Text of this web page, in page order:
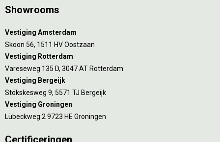
Showrooms
Vestiging Amsterdam
Skoon 56, 1511 HV Oostzaan
Vestiging Rotterdam
Vareseweg 135 D, 3047 AT Rotterdam
Vestiging Bergeijk
Stökskesweg 9, 5571 TJ Bergeijk
Vestiging Groningen
Lübeckweg 2 9723 HE Groningen
Certificeringen